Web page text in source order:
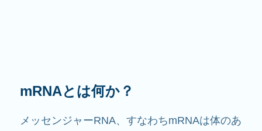
その役割は？
その名前が示すように、mRNAは情報を伝える